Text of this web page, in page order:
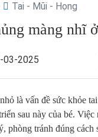
Tai - Mũi - Họng
màng nhĩ
03-2025
là vấn đề sức khỏe
sau này của bé.
phòng tránh đúng